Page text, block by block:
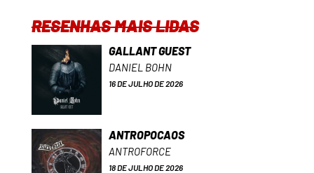
RESENHAS MAIS LIDAS
GALLANT GUEST
DANIEL BOHN
16 DE JULHO DE 2026
ANTROPOCAOS
ANTROFORCE
18 DE JULHO DE 2026